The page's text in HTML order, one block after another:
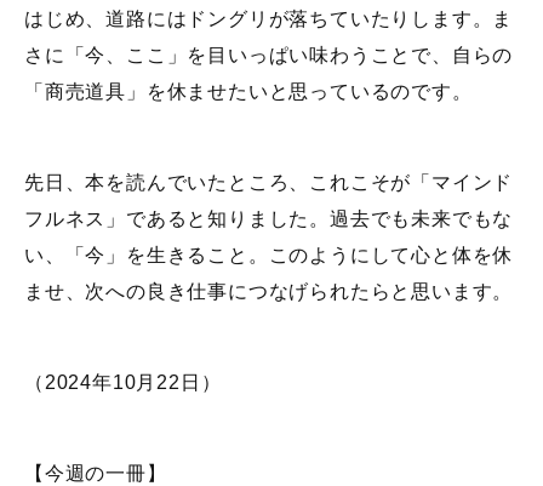
はじめ、道路にはドングリが落ちていたりします。ま
さに「今、ここ」を目いっぱい味わうことで、自らの
「商売道具」を休ませたいと思っているのです。
先日、本を読んでいたところ、これこそが「マインド
フルネス」であると知りました。過去でも未来でもな
い、「今」を生きること。このようにして心と体を休
ませ、次への良き仕事につなげられたらと思います。
（2024年10月22日）
【今週の一冊】